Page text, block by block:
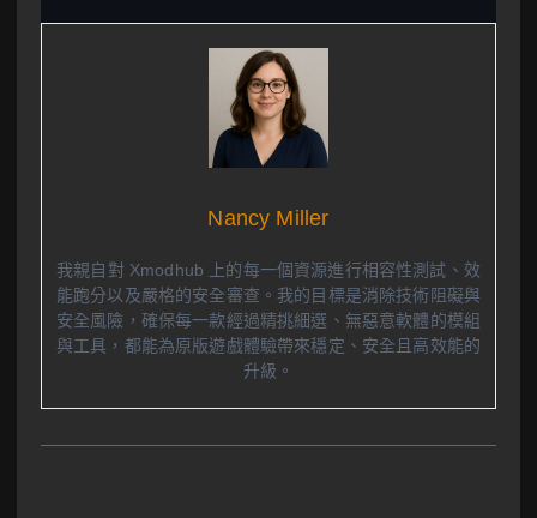
Nancy Miller
我親自對 Xmodhub 上的每一個資源進行相容性測試、效
能跑分以及嚴格的安全審查。我的目標是消除技術阻礙與
安全風險，確保每一款經過精挑細選、無惡意軟體的模組
與工具，都能為原版遊戲體驗帶來穩定、安全且高效能的
升級。